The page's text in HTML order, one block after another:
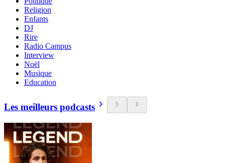
Religion
Enfants
DJ
Rire
Radio Campus
Interview
Noël
Musique
Education
Les meilleurs podcasts